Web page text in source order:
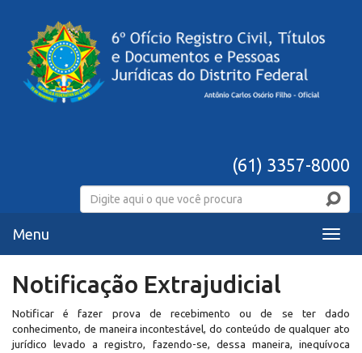
(61) 3357-8000
Menu
Menu
Notificação Extrajudicial
Notificar é fazer prova de recebimento ou de se ter dado
conhecimento, de maneira incontestável, do conteúdo de qualquer ato
jurídico levado a registro, fazendo-se, dessa maneira, inequívoca